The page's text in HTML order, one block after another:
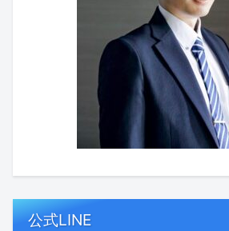
公式LINE